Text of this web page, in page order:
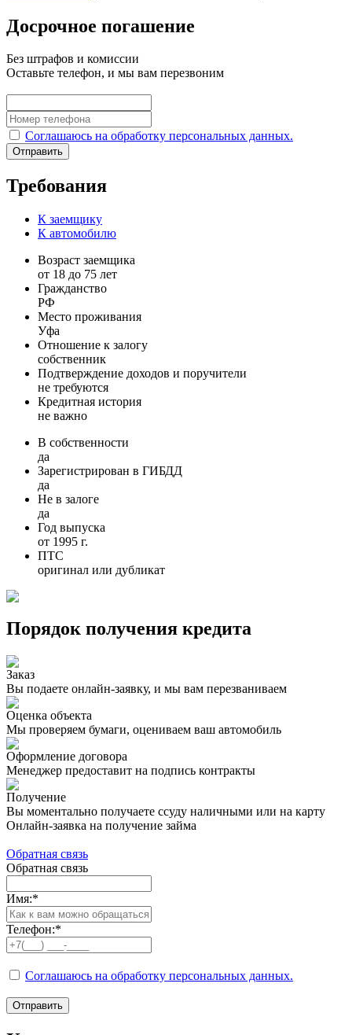
Досрочное погашение
Без штрафов и комиссии
Оставьте телефон, и мы вам перезвоним
Соглашаюсь на обработку персональных данных.
Отправить
Требования
К заемщику
К автомобилю
Возраст заемщика
от 18 до 75 лет
Гражданство
РФ
Место проживания
Уфа
Отношение к залогу
собственник
Подтверждение доходов и поручители
не требуются
Кредитная история
не важно
В собственности
да
Зарегистрирован в ГИБДД
да
Не в залоге
да
Год выпуска
от 1995 г.
ПТС
оригинал или дубликат
Порядок получения кредита
Заказ
Вы подаете онлайн-заявку, и мы вам перезваниваем
Оценка объекта
Мы проверяем бумаги, оцениваем ваш автомобиль
Оформление договора
Менеджер предоставит на подпись контракты
Получение
Вы моментально получаете ссуду наличными или на карту
Онлайн-заявка на получение займа
Обратная связь
Обратная связь
Имя:*
Телефон:*
Соглашаюсь на обработку персональных данных.
Отправить